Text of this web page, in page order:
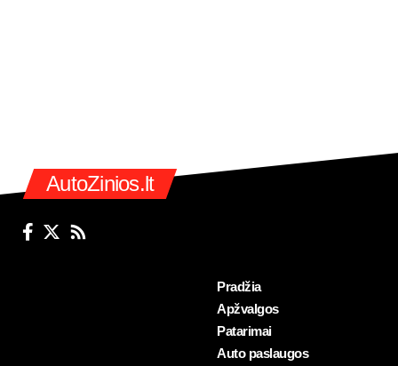
AutoZinios.lt
Pradžia
Apžvalgos
Patarimai
Auto paslaugos